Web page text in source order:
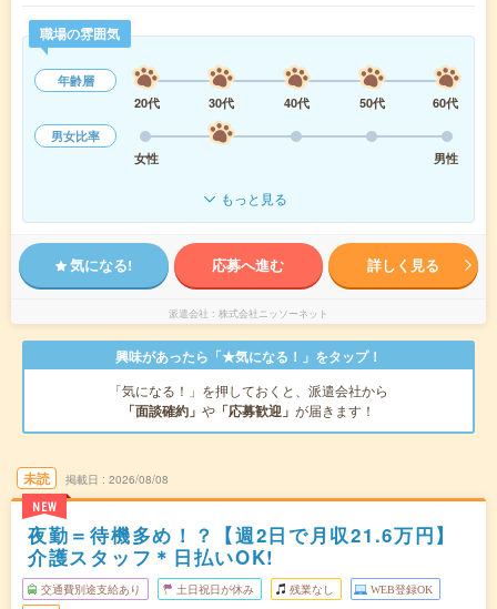
職場の雰囲気
年齢層
20代
30代 40代 50代
60代
男女比率
女性
男性
もっと見る
気になる! 応募へ進む 詳しく見る
派遣会社 株式会社ニッソーネット
興味があったら「★気になる！」をタップ！
「気になる！」を押しておくと、派遣会社から
「面談確約」 や 「応募歓迎」 が届きます！
未読
NEW
掲載日 2026/08/08
夜勤＝待機多め！？【週2日で月収21.6万円】
介護スタッフ＊日払いOK!
交通費別途支給あり 土日祝日が休み 残業なし WEB登録OK